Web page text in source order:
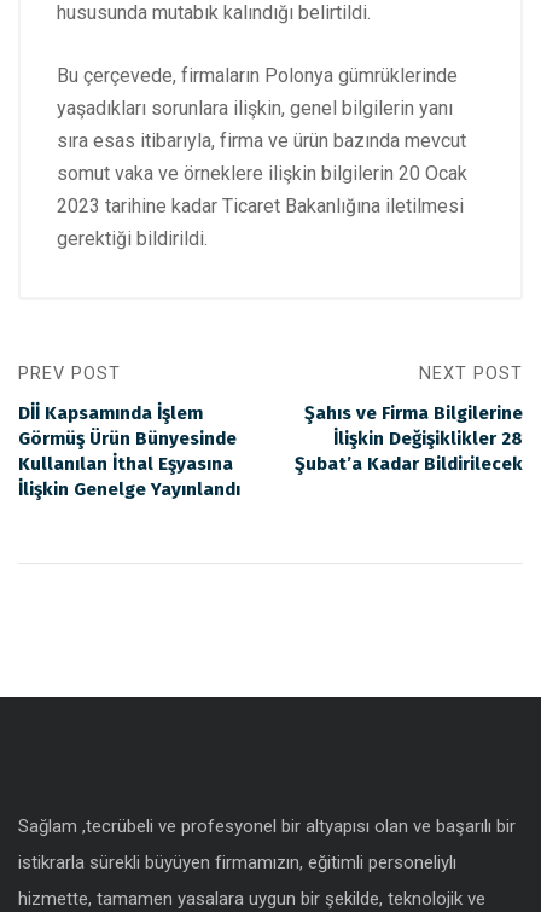
hususunda mutabık kalındığı belirtildi.
Bu çerçevede, firmaların Polonya gümrüklerinde
yaşadıkları sorunlara ilişkin, genel bilgilerin yanı
sıra esas itibarıyla, firma ve ürün bazında mevcut
somut vaka ve örneklere ilişkin bilgilerin 20 Ocak
2023 tarihine kadar Ticaret Bakanlığına iletilmesi
gerektiği bildirildi.
PREV POST
Dİİ Kapsamında İşlem
Görmüş Ürün Bünyesinde
Kullanılan İthal Eşyasına
İlişkin Genelge Yayınlandı
NEXT POST
Şahıs ve Firma Bilgilerine
İlişkin Değişiklikler 28
Şubat’a Kadar Bildirilecek
Sağlam ,tecrübeli ve profesyonel bir altyapısı olan ve başarılı bir
istikrarla sürekli büyüyen firmamızın, eğitimli personeliylı
hizmette, tamamen yasalara uygun bir şekilde, teknolojik ve